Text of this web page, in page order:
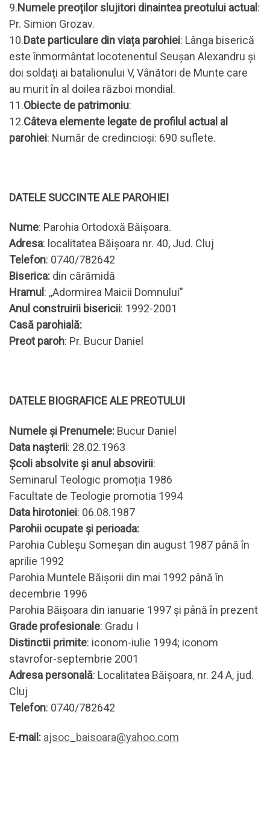
9.Numele preoților slujitori dinaintea preotului actual :
Pr. Simion Grozav.
10.Date particulare din viața parohiei: Lânga biserică
este înmormântat locotenentul Seușan Alexandru și
doi soldați ai batalionului V, Vânători de Munte care
au murit în al doilea război mondial.
11.Obiecte de patrimoniu:
12.Câteva elemente legate de profilul actual al
parohiei: Număr de credincioși: 690 suflete.
DATELE SUCCINTE ALE PAROHIEI
Nume: Parohia Ortodoxă Băișoara.
Adresa: localitatea Băișoara nr. 40, Jud. Cluj
Telefon: 0740/782642
Biserica: din cărămidă
Hramul : ,,Adormirea Maicii Domnului”
Anul construirii bisericii: 1992-2001
Casă parohială:
Preot paroh: Pr. Bucur Daniel
DATELE BIOGRAFICE ALE PREOTULUI
Numele și Prenumele: Bucur Daniel
Data nașterii: 28.02.1963
Școli absolvite și anul absovirii:
Seminarul Teologic promoția 1986
Facultate de Teologie promotia 1994
Data hirotoniei: 06.08.1987
Parohii ocupate și perioada:
Parohia Cubleșu Someșan din august 1987 până în
aprilie 1992
Parohia Muntele Băișorii din mai 1992 până în
decembrie 1996
Parohia Băișoara din ianuarie 1997 și până în prezent
Grade profesionale: Gradu I
Distinctii primite: iconom-iulie 1994; iconom
stavrofor-septembrie 2001
Adresa personală: Localitatea Băișoara, nr. 24 A, jud.
Cluj
Telefon: 0740/782642
E-mail: ajsoc_baisoara@yahoo.com